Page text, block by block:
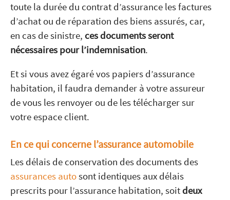
toute la durée du contrat d’assurance les factures
d’achat ou de réparation des biens assurés, car,
en cas de sinistre, ces documents seront
nécessaires pour l’indemnisation.
Et si vous avez égaré vos papiers d’assurance
habitation, il faudra demander à votre assureur
de vous les renvoyer ou de les télécharger sur
votre espace client.
En ce qui concerne l’assurance automobile
Les délais de conservation des documents des
assurances autosont identiques aux délais
prescrits pour l’assurance habitation, soit deux